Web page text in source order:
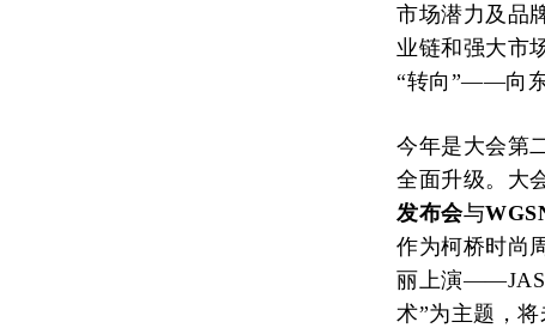
市场潜力及品
业链和强大市
“转向”——向东
今年是大会第
全面升级。大
发布会与
作为柯桥时尚
丽上演
术”为主题，